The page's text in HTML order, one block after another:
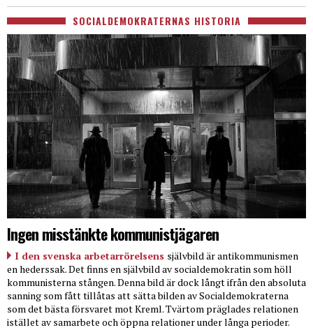
SOCIALDEMOKRATERNAS HISTORIA
Ingen misstänkte kommunistjägaren
I den svenska arbetarrörelsens självbild är antikommunismen
en hederssak. Det finns en självbild av socialdemokratin som höll
kommunisterna stången. Denna bild är dock långt ifrån den absoluta
sanning som fått tillåtas att sätta bilden av Socialdemokraterna
som det bästa försvaret mot Kreml. Tvärtom präglades relationen
istället av samarbete och öppna relationer under långa perioder.